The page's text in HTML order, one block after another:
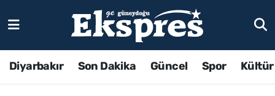
Diyarbakır Son Dakika Güncel Spor